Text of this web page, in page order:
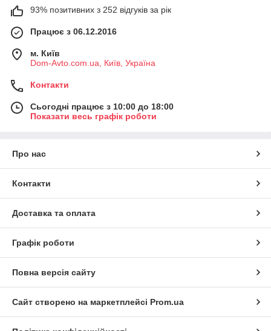
93% позитивних з 252 відгуків за рік
Працює з 06.12.2016
м. Київ
Dom-Avto.com.ua, Київ, Україна
Контакти
Сьогодні працює з 10:00 до 18:00
Показати весь графік роботи
Про нас
Контакти
Доставка та оплата
Графік роботи
Повна версія сайту
Сайт створено на маркетплейсі Prom.ua